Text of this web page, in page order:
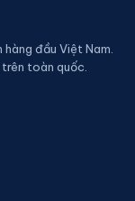
đầu Việt Nam.
trên toàn quốc.